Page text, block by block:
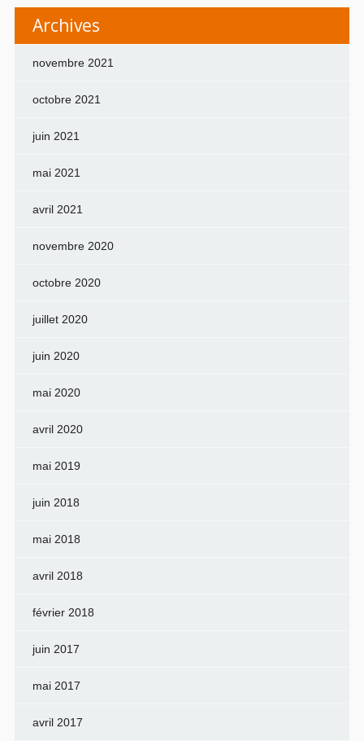
Archives
novembre 2021
octobre 2021
juin 2021
mai 2021
avril 2021
novembre 2020
octobre 2020
juillet 2020
juin 2020
mai 2020
avril 2020
mai 2019
juin 2018
mai 2018
avril 2018
février 2018
juin 2017
mai 2017
avril 2017